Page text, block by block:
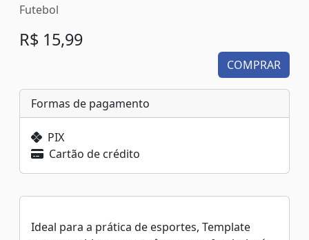
Futebol
R$ 15,99
COMPRAR
Formas de pagamento
PIX
Cartão de crédito
Ideal para a prática de esportes, Template